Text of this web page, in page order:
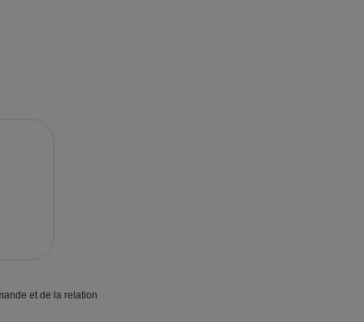
et de la relation